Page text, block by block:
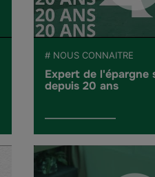
# NOUS CONNAITRE
Expert de l'épargne
depuis 20 ans